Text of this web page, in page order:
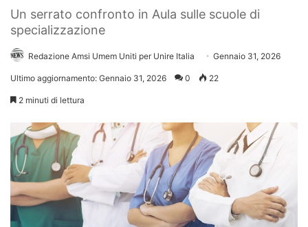
Un serrato confronto in Aula sulle scuole di
specializzazione
Redazione Amsi Umem Uniti per Unire Italia Gennaio 31, 2026
Ultimo aggiornamento: Gennaio 31, 2026 0 22
2 minuti di lettura